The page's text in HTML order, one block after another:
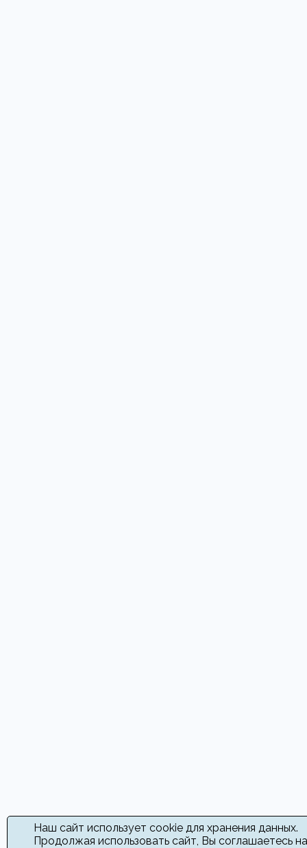
Наш сайт использует cookie для хранения данных.
Продолжая использовать сайт, Вы соглашаетесь